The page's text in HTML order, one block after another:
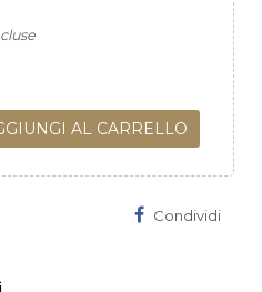
AL CARRELLO
Condividi